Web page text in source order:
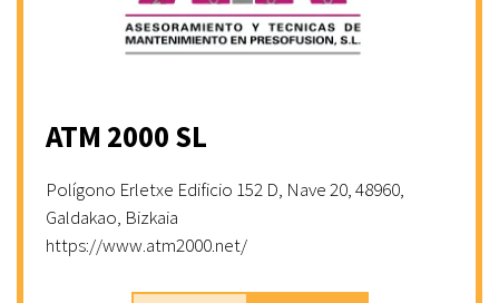
ATM 2000 SL
Polígono Erletxe Edificio 152 D, Nave 20, 48960,
Galdakao, Bizkaia
https://www.atm2000.net/